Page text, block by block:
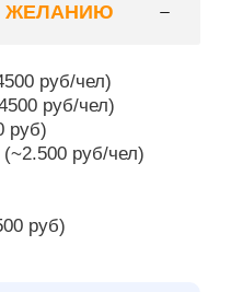
ЖЕЛАНИЮ
руб/чел)
руб/чел)
руб)
руб/чел)
руб)